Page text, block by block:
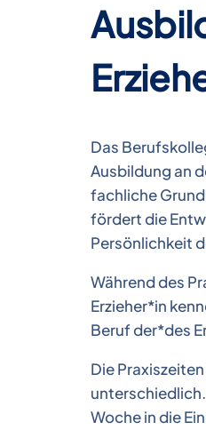
Das
Ausbildung an
fachliche
fördert die
Persönlichkeit
Während des
Erzieher*in
Beruf der*des
Die
Woche in die